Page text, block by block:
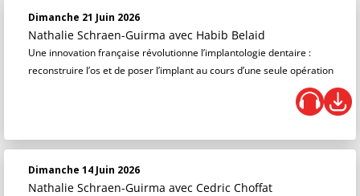
Dimanche 21 Juin 2026
Nathalie Schraen-Guirma avec Habib Belaid
Une innovation française révolutionne l’implantologie dentaire :
reconstruire l’os et de poser l’implant au cours d’une seule opération
Dimanche 14 Juin 2026
Nathalie Schraen-Guirma avec Cedric Choffat